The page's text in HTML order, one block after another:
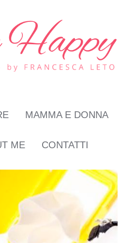
MAMMA E DONNA
ME
CONTATTI